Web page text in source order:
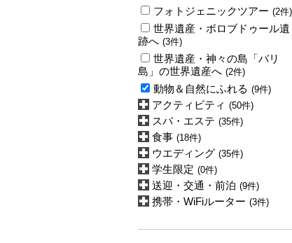
フォトジェニックツアー (2件)
世界遺産・ボロブドゥール遺
跡へ (3件)
世界遺産・神々の島「バリ
島」の世界遺産へ (2件)
動物＆自然にふれる (9件)
アクティビティ (50件)
スパ・エステ (35件)
食事 (18件)
ウエディング (35件)
学生限定 (0件)
送迎・交通・前泊 (9件)
携帯・WiFiルーター (3件)